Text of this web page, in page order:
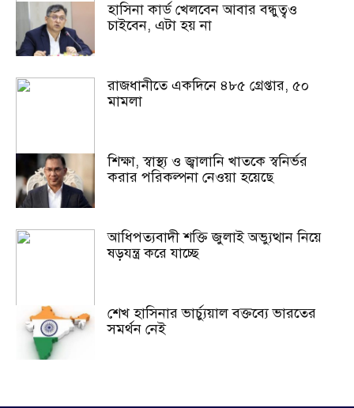
হাসিনা কার্ড খেলবেন আবার বন্ধুত্বও
চাইবেন, এটা হয় না
রাজধানীতে একদিনে ৪৮৫ গ্রেপ্তার, ৫০
মামলা
শিক্ষা, স্বাস্থ্য ও জ্বালানি খাতকে স্বনির্ভর
করার পরিকল্পনা নেওয়া হয়েছে
আধিপত্যবাদী শক্তি জুলাই অভ্যুত্থান নিয়ে
ষড়যন্ত্র করে যাচ্ছে
শেখ হাসিনার ভার্চ্যুয়াল বক্তব্যে ভারতের
সমর্থন নেই